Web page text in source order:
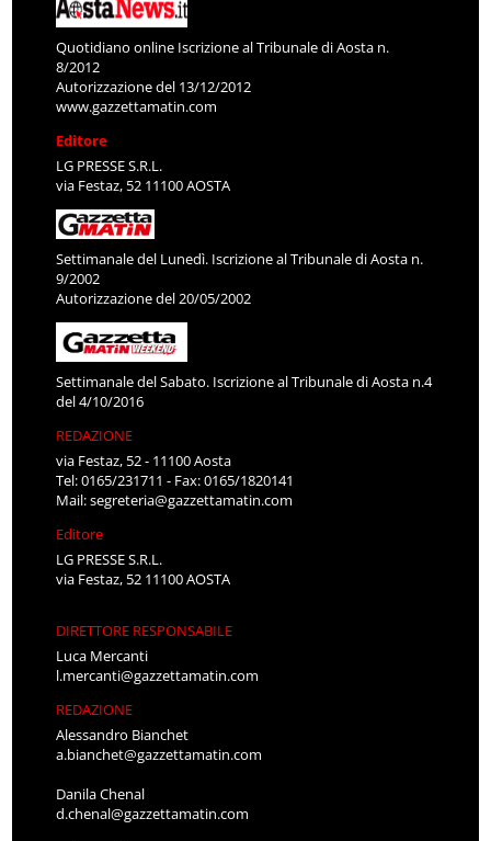
Quotidiano online Iscrizione al Tribunale di Aosta n.
8/2012
Autorizzazione del 13/12/2012
www.gazzettamatin.com
Editore
LG PRESSE S.R.L.
via Festaz, 52 11100 AOSTA
Settimanale del Lunedì. Iscrizione al Tribunale di Aosta n.
9/2002
Autorizzazione del 20/05/2002
Settimanale del Sabato. Iscrizione al Tribunale di Aosta n.4
del 4/10/2016
REDAZIONE
via Festaz, 52 - 11100 Aosta
Tel: 0165/231711 - Fax: 0165/1820141
Mail:segreteria@gazzettamatin.com
Editore
LG PRESSE S.R.L.
via Festaz, 52 11100 AOSTA
DIRETTORE RESPONSABILE
Luca Mercanti
l.mercanti@gazzettamatin.com
REDAZIONE
Alessandro Bianchet
a.bianchet@gazzettamatin.com
Danila Chenal
d.chenal@gazzettamatin.com